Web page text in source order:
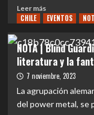
de
Accept
en
Chile
Leer másLeer
más
REVIEW
CONCIERTO
|
Cuando
se
CHILE EVENTOS
NOTA | Blind
literatura y la
7 noviembre, 2023
La agrupación
del power metal, se